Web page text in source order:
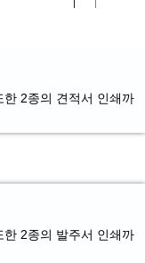
2종의 견적서 인쇄까
2종의 발주서 인쇄까